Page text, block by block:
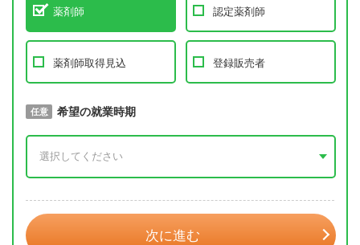
薬剤師 認定薬剤師
薬剤師取得見込 登録販売者
必須 取得予定年
任意 希望の就業時期
次に進む